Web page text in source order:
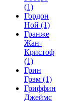
(1)
Гордон
Ной (1)
Гранже
Жан-
Кристоф
(1)
Грин
Грэм (1)
Гриффин
Джеймс